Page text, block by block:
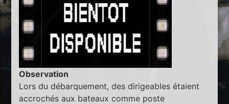
Observation
Lors du débarquement, des dirigeables étaient
accrochés aux bateaux comme poste